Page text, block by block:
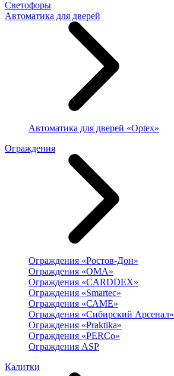
Светофоры
Автоматика для дверей
Автоматика для дверей «Optex»
Ограждения
Ограждения «Ростов-Дон»
Ограждения «ОМА»
Ограждения «CARDDEX»
Ограждения «Smartec»
Ограждения «САМЕ»
Ограждения «Сибирский Арсенал»
Ограждения «Praktika»
Ограждения «PERCo»
Ограждения ASP
Калитки